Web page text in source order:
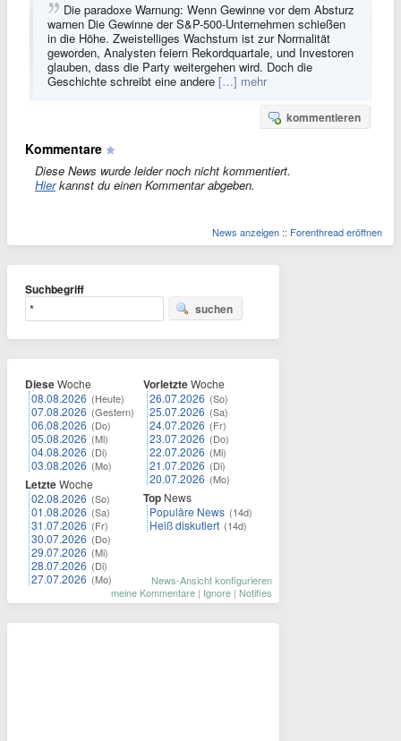
Die paradoxe Warnung: Wenn Gewinne vor dem Absturz
warnen Die Gewinne der S&P-500-Unternehmen schießen
in die Höhe. Zweistelliges Wachstum ist zur Normalität
geworden, Analysten feiern Rekordquartale, und Investoren
glauben, dass die Party weitergehen wird. Doch die
Geschichte schreibt eine andere […] mehr
kommentieren
Kommentare
Diese News wurde leider noch nicht kommentiert.
Hierkannst du einen Kommentar abgeben.
News anzeigen :: Forenthread eröffnen
Suchbegriff
suchen
DieseWoche
08.08.2026 (Heute)
07.08.2026 (Gestern)
06.08.2026 (Do)
05.08.2026 (Mi)
04.08.2026 (Di)
03.08.2026 (Mo)
LetzteWoche
02.08.2026 (So)
01.08.2026 (Sa)
31.07.2026 (Fr)
30.07.2026 (Do)
29.07.2026 (Mi)
28.07.2026 (Di)
27.07.2026 (Mo)
VorletzteWoche
26.07.2026 (So)
25.07.2026 (Sa)
24.07.2026 (Fr)
23.07.2026 (Do)
22.07.2026 (Mi)
21.07.2026 (Di)
20.07.2026 (Mo)
Top News
Populäre News (14d)
Heiß diskutiert (14d)
News-Ansicht konfigurieren
meine Kommentare | Ignore | Notifies